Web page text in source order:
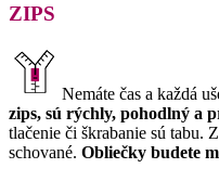
ZIPS
Nemáte čas a každá
zips, sú rýchly, pohodlný a
tlačenie či škrabanie sú tabu.
schované. Obliečky budete